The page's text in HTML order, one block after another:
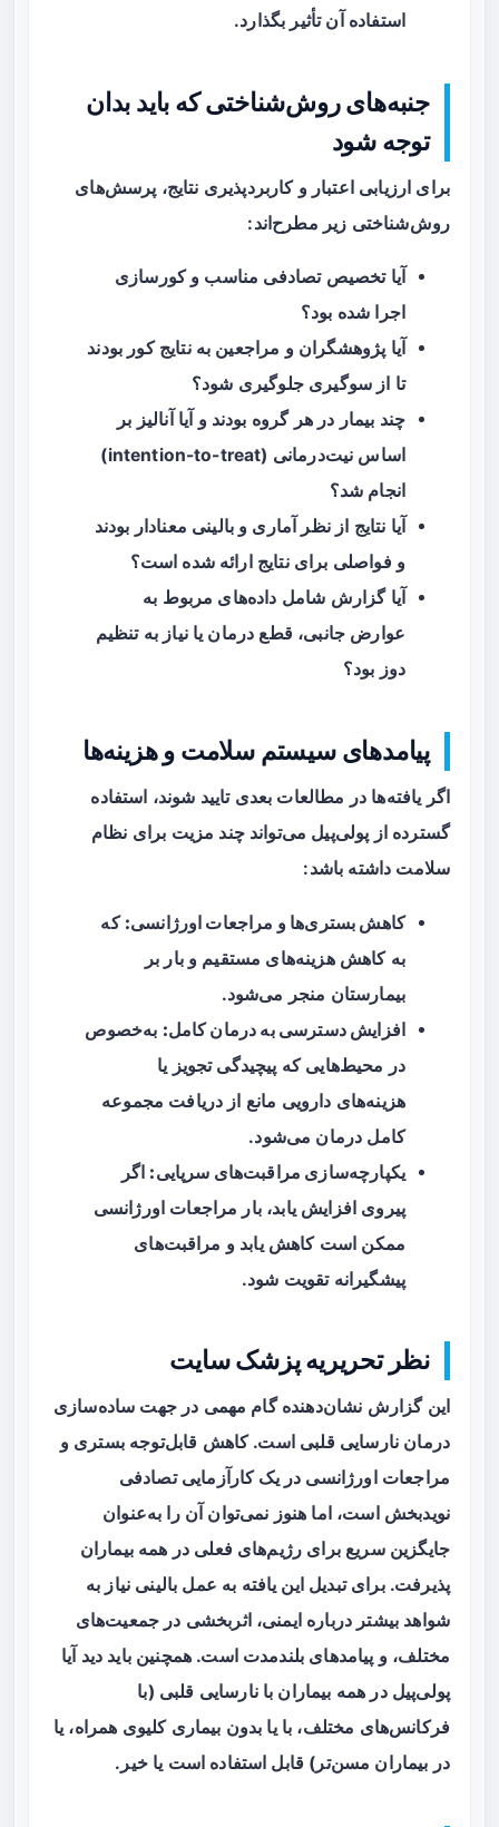
استفاده آن تأثیر بگذارد.
جنبه‌های روش‌شناختی که باید بدان
توجه شود
برای ارزیابی اعتبار و کاربردپذیری نتایج، پرسش‌های
روش‌شناختی زیر مطرح‌اند:
آیا تخصیص تصادفی مناسب و کورسازی
اجرا شده بود؟
آیا پژوهشگران و مراجعین به نتایج کور بودند
تا از سوگیری جلوگیری شود؟
چند بیمار در هر گروه بودند و آیا آنالیز بر
اساس نیت‌درمانی (intention-to-treat)
انجام شد؟
آیا نتایج از نظر آماری و بالینی معنادار بودند
و فواصلی برای نتایج ارائه شده است؟
آیا گزارش شامل داده‌های مربوط به
عوارض جانبی، قطع درمان یا نیاز به تنظیم
دوز بود؟
پیامدهای سیستم سلامت و هزینه‌ها
اگر یافته‌ها در مطالعات بعدی تایید شوند، استفاده
گسترده از پولی‌پیل می‌تواند چند مزیت برای نظام
سلامت داشته باشد:
کاهش بستری‌ها و مراجعات اورژانسی: که
به کاهش هزینه‌های مستقیم و بار بر
بیمارستان منجر می‌شود.
افزایش دسترسی به درمان کامل: به‌خصوص
در محیط‌هایی که پیچیدگی تجویز یا
هزینه‌های دارویی مانع از دریافت مجموعه
کامل درمان می‌شود.
یکپارچه‌سازی مراقبت‌های سرپایی: اگر
پیروی افزایش یابد، بار مراجعات اورژانسی
ممکن است کاهش یابد و مراقبت‌های
پیشگیرانه تقویت شود.
نظر تحریریه پزشک سایت
این گزارش نشان‌دهنده گام مهمی در جهت ساده‌سازی
درمان نارسایی قلبی است. کاهش قابل‌توجه بستری و
مراجعات اورژانسی در یک کارآزمایی تصادفی
نویدبخش است، اما هنوز نمی‌توان آن را به‌عنوان
جایگزین سریع برای رژیم‌های فعلی در همه بیماران
پذیرفت. برای تبدیل این یافته به عمل بالینی نیاز به
شواهد بیشتر درباره ایمنی، اثربخشی در جمعیت‌های
مختلف، و پیامدهای بلندمدت است. همچنین باید دید آیا
پولی‌پیل در همه بیماران با نارسایی قلبی (با
فرکانس‌های مختلف، با یا بدون بیماری کلیوی همراه، یا
در بیماران مسن‌تر) قابل استفاده است یا خیر.